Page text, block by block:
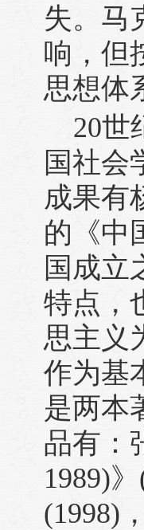
失。马
响，但
思想体
20世
国社会
成果有
的《中
国成立
特点，
思主义
作为基
是两本
品有：
1989)
(1998)